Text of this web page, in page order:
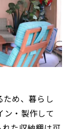
め、暮らし
ン・製作して